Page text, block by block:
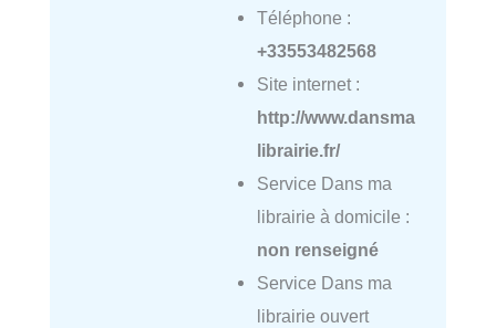
Téléphone :
+33553482568
Site internet :
http://www.dansma
librairie.fr/
Service Dans ma
librairie à domicile :
non renseigné
Service Dans ma
librairie ouvert